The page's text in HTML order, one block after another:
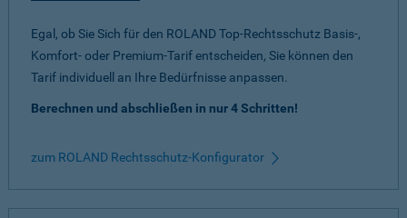
Egal, ob Sie Sich für den ROLAND Top-Rechtsschutz Basis-,
Komfort- oder Premium-Tarif entscheiden, Sie können den
Tarif individuell an Ihre Bedürfnisse anpassen.
Berechnen und abschließen in nur 4 Schritten!
zum ROLAND Rechtsschutz-Konfigurator